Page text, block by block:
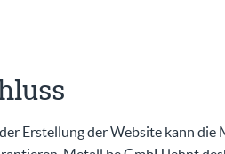
Erstellung der Website kann